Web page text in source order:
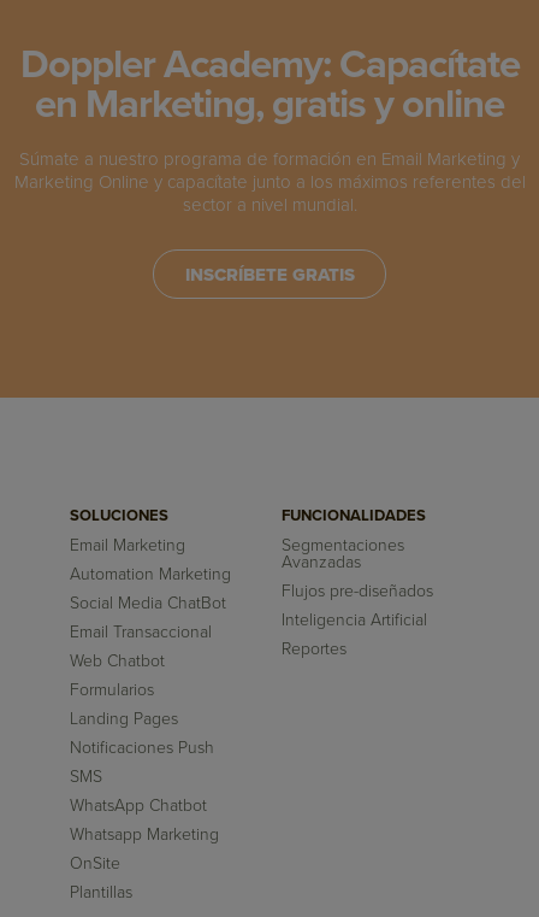
Doppler Academy: Capacítate
en Marketing, gratis y online
Súmate a nuestro programa de formación en Email Marketing y
Marketing Online y capacítate junto a los máximos referentes del
sector a nivel mundial.
INSCRÍBETE GRATIS
SOLUCIONES
Email Marketing
Automation Marketing
Social Media ChatBot
Email Transaccional
Web Chatbot
Formularios
Landing Pages
Notificaciones Push
SMS
WhatsApp Chatbot
Whatsapp Marketing
OnSite
Plantillas
FUNCIONALIDADES
Segmentaciones
Avanzadas
Flujos pre-diseñados
Inteligencia Artificial
Reportes